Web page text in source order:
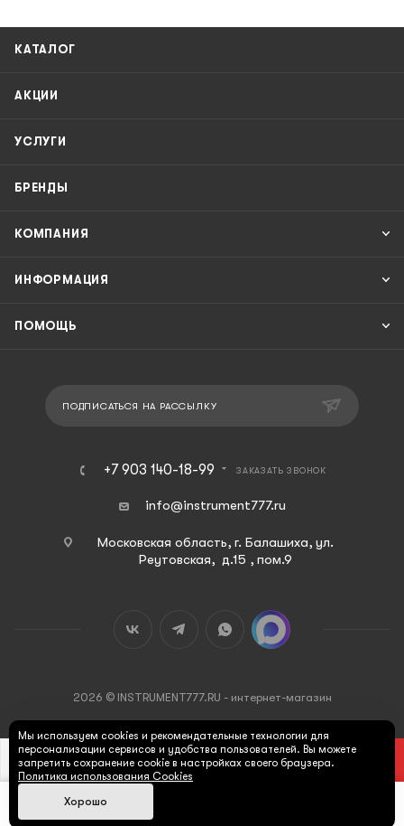
В КОРЗИНУ
КАТАЛОГ
АКЦИИ
УСЛУГИ
БРЕНДЫ
КОМПАНИЯ
ИНФОРМАЦИЯ
ПОМОЩЬ
ПОДПИСАТЬСЯ НА РАССЫЛКУ
+7 903 140-18-99 ЗАКАЗАТЬ ЗВОНОК
info@instrument777.ru
Московская область, г. Балашиха, ул.
Реутовская, д.15 , пом.9
2026 © INSTRUMENT777.RU - интернет-магазин
Мы используем cookies и рекомендательные технологии для
персонализации сервисов и удобства пользователей. Вы можете
запретить сохранение cookie в настройках своего браузера.
Политика использования Cookies
Хорошо
Главная Каталог Корзина